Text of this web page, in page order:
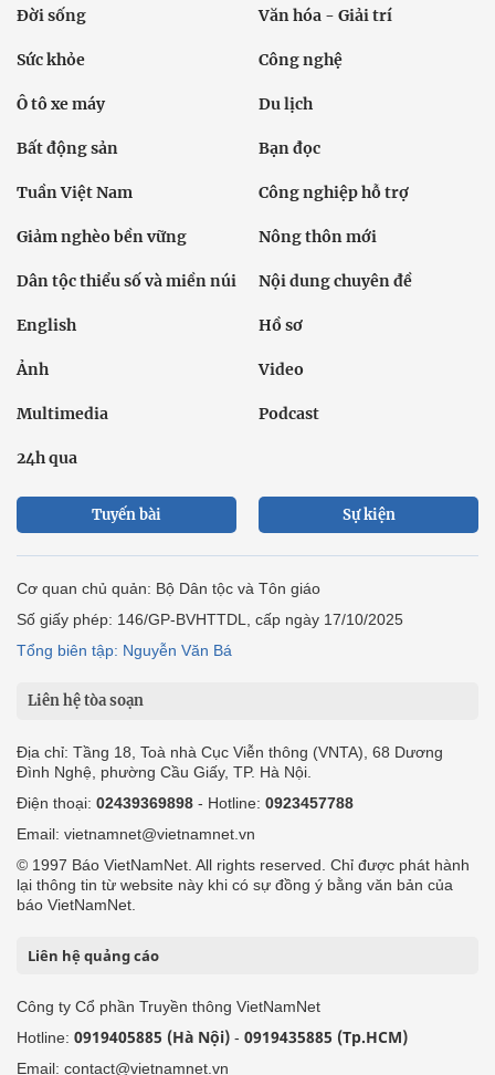
Đời sống Văn hóa - Giải trí
Sức khỏe Công nghệ
Ô tô xe máy Du lịch
Bất động sản Bạn đọc
Tuần Việt Nam Công nghiệp hỗ trợ
Giảm nghèo bền vững Nông thôn mới
Dân tộc thiểu số và miền núi Nội dung chuyên đề
English Hồ sơ
Ảnh Video
Multimedia Podcast
24h qua
Tuyến bài Sự kiện
Cơ quan chủ quản: Bộ Dân tộc và Tôn giáo
Số giấy phép: 146/GP-BVHTTDL, cấp ngày 17/10/2025
Tổng biên tập: Nguyễn Văn Bá
Liên hệ tòa soạn
Địa chỉ: Tầng 18, Toà nhà Cục Viễn thông (VNTA), 68 Dương
Đình Nghệ, phường Cầu Giấy, TP. Hà Nội.
Điện thoại: 02439369898 - Hotline: 0923457788
Email: vietnamnet@vietnamnet.vn
© 1997 Báo VietNamNet. All rights reserved. Chỉ được phát hành
lại thông tin từ website này khi có sự đồng ý bằng văn bản của
báo VietNamNet.
Liên hệ quảng cáo
Công ty Cổ phần Truyền thông VietNamNet
Hotline: 0919405885 (Hà Nội) - 0919435885 (Tp.HCM)
Email: contact@vietnamnet.vn